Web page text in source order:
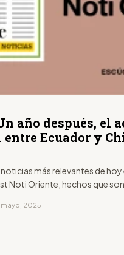
año después, el
Ecuador y
noticias más relevantes de
Noti Oriente, hechos que
mayo, 2025